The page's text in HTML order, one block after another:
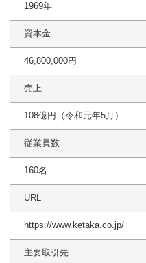
1969年
資本金
46,800,000円
売上
108億円（令和元年5月）
従業員数
160名
URL
https://www.ketaka.co.jp/
主要取引先